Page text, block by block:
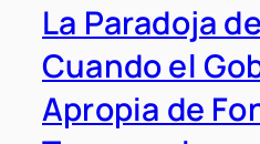
La Paradoja
Cuando el
Apropia de